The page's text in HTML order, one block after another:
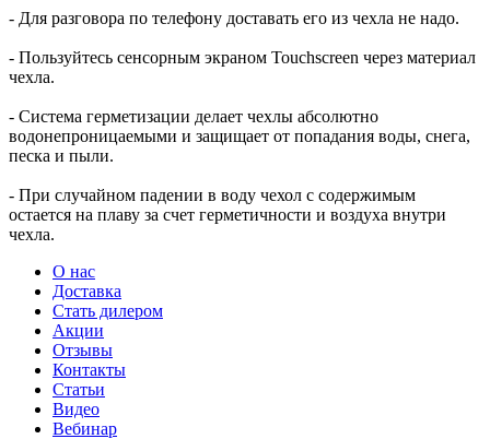
- Для разговора по телефону доставать его из чехла не надо.
- Пользуйтесь сенсорным экраном Touchscreen через материал
чехла.
- Система герметизации делает чехлы абсолютно
водонепроницаемыми и защищает от попадания воды, снега,
песка и пыли.
- При случайном падении в воду чехол с содержимым
остается на плаву за счет герметичности и воздуха внутри
чехла.
О нас
Доставка
Стать дилером
Акции
Отзывы
Контакты
Статьи
Видео
Вебинар